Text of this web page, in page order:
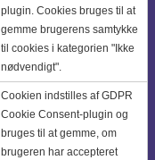
plugin. Cookies bruges til at
gemme brugerens samtykke
til cookies i kategorien "Ikke
nødvendigt".
Cookien indstilles af GDPR
Cookie Consent-plugin og
bruges til at gemme, om
brugeren har accepteret